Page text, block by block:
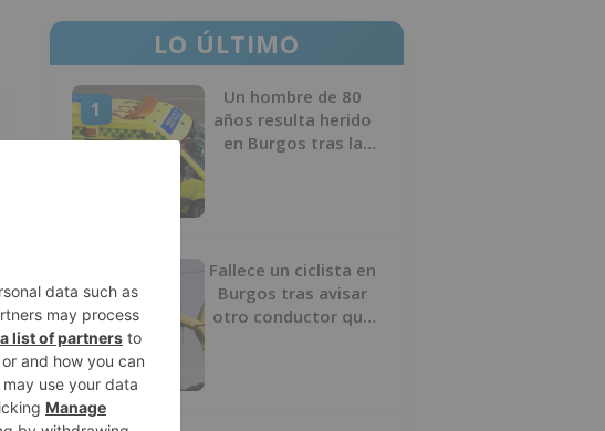
LO ÚLTIMO
1
Un hombre de 80
años resulta herido
en Burgos tras la
2
Fallece un ciclista en
Burgos tras avisar
otro conductor que